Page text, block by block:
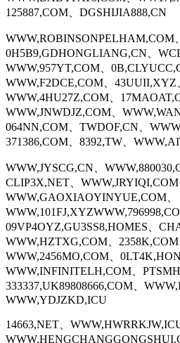
125887,COM、DGSHIJIA888,CN
WWW,ROBINSONPELHAM,COM、
0H5B9,GDHONGLIANG,CN、
WWW,957YT,COM、
WWW,F2DCE,COM、43UUII,XYZ
WWW,4HU27Z,COM、
WWW,JNWDJZ,COM、
064NN,COM、TWDOF,CN、
371386,COM、8392,TW、
WWW,JYSCG,CN、
CLIP3X,NET、WWW,JRYIQI,COM
WWW,GAOXIAOYINYUE,COM、
09VP4OYZ,GU3SS8,HOMES、
WWW,HZTXG,COM、2358K,COM
WWW,2456MO,COM、
WWW,INFINITELH,COM、
333337,UK89808666,COM、
WWW,YDJZKD,ICU
14663,NET、